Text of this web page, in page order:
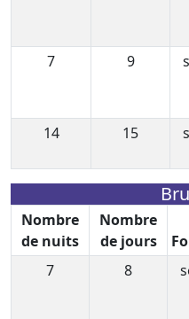
7
9
14
15
Nombre
de nuits
Nombre
de jours
7
8